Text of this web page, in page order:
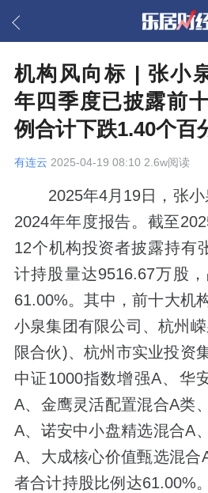
机构风向标 | 张小
年四季度已披露前
例合计下跌1.40个百
有连云 2025-04-19 08:10 2.6w阅读
2025年4月19日，张小
2024年年度报告。截至
12个机构投资者披露持有
计持股量达9516.67万股
61.00%。其中，前十大机
小泉集团有限公司、杭州
限合伙)、杭州市实业投资
中证1000指数增强A、华
A、金鹰灵活配置混合A类
A、诺安中小盘精选混合A
A、大成核心价值甄选混合
者合计持股比例达61.00%